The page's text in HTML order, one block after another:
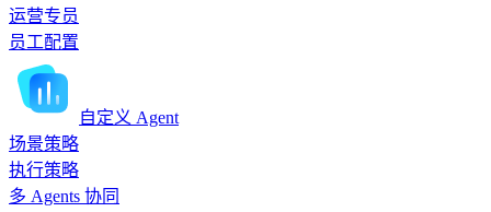
运营专员
员工配置
自定义 Agent
场景策略
执行策略
多 Agents 协同